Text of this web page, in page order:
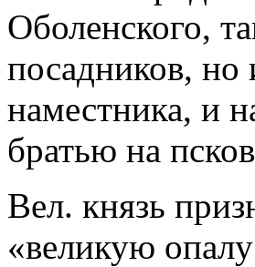
Оболенского,
посадников,
наместника, и
братью на
Вел. князь
«великую